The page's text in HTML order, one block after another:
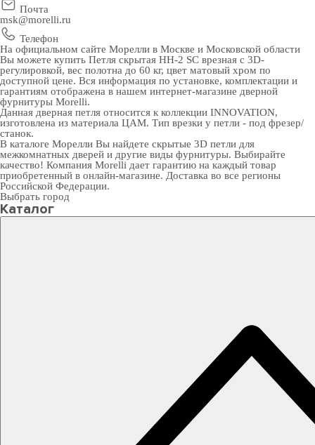
Почта
msk@morelli.ru
Телефон
На официальном сайте Морелли в Москве и Московской области
Вы можете купить Петля скрытая HH-2 SC врезная с 3D-
регулировкой, вес полотна до 60 кг, цвет матовый хром по
доступной цене. Вся информация по установке, комплектации и
гарантиям отображена в нашем интернет-магазине дверной
фурнитуры Morelli.
Данная дверная петля относится к коллекции INNOVATION,
изготовлена из материала ЦАМ. Тип врезки у петли - под фрезер/
станок.
В каталоге Морелли Вы найдете скрытые 3D петли для
межкомнатных дверей и другие виды фурнитуры. Выбирайте
качество! Компания Morelli дает гарантию на каждый товар
приобретенный в онлайн-магазине. Доставка во все регионы
Российской Федерации.
Выбрать город
Каталог